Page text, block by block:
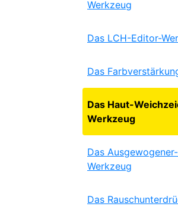
Werkzeug
Das LCH-Editor-
Das
Das Haut-
Werkzeug
Das
Werkzeug
Das